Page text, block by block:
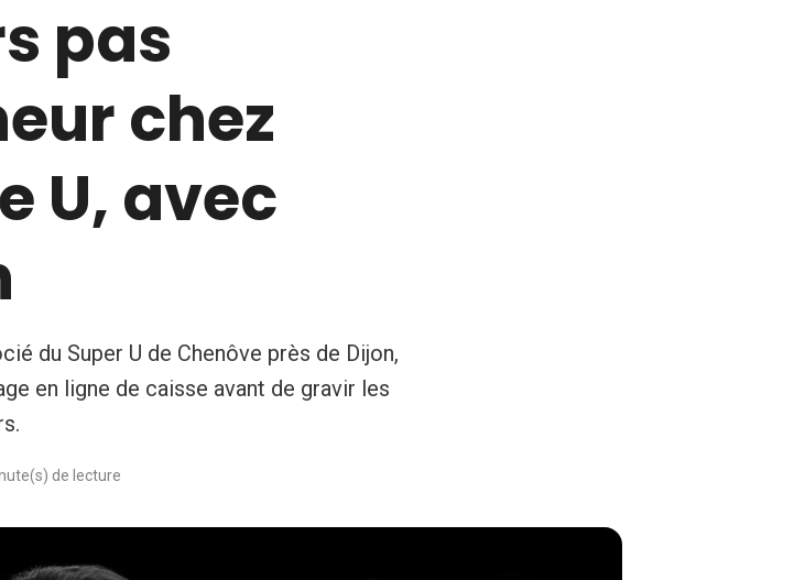
pas
chez
U, avec
du Super U de Chenôve près de Dijon,
en ligne de caisse avant de gravir les
de lecture